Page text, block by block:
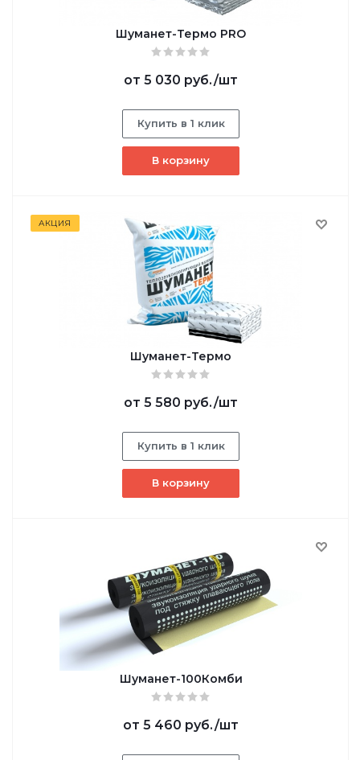
Шуманет-Термо PRO
от 5 030 руб./шт
Купить в 1 клик
В корзину
АКЦИЯ
Шуманет-Термо
от 5 580 руб./шт
Купить в 1 клик
В корзину
Шуманет-100Комби
от 5 460 руб./шт